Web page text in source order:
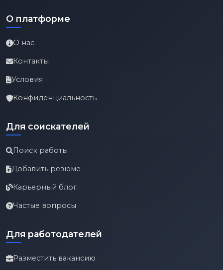
О платформе
О нас
Контакты
Условия
Конфиденциальность
Для соискателей
Поиск работы
Добавить резюме
Карьерный блог
Частые вопросы
Для работодателей
Разместить вакансию